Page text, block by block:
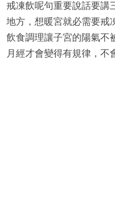
戒凍飲呢句重要說話要講
地方，想暖宮就必需要戒
飲食調理讓子宮的陽氣不
月經才會變得有規律，不